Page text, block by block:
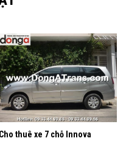
Cho thuê xe 7 chỗ Innova